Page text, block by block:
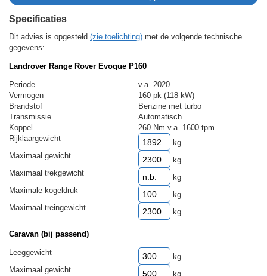
Specificaties
Dit advies is opgesteld (zie toelichting) met de volgende technische
gegevens:
Landrover Range Rover Evoque P160
Periode
v.a. 2020
Vermogen
160 pk (118 kW)
Brandstof
Benzine met turbo
Transmissie
Automatisch
Koppel
260 Nm v.a. 1600 tpm
Rijklaargewicht
kg
Maximaal gewicht
kg
Maximaal trekgewicht
kg
Maximale kogeldruk
kg
Maximaal treingewicht
kg
Caravan (bij passend)
Leeggewicht
kg
Maximaal gewicht
kg